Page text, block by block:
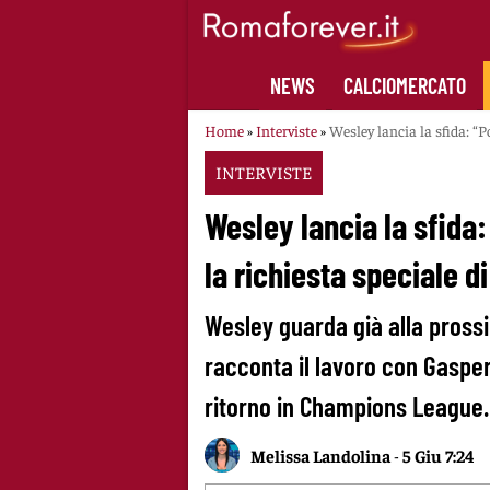
NEWS CALCIOMERCATO
Home»Interviste»Wesley lancia la sfida:
INTERVISTE
Wesley lancia la
la richiesta speciale
Wesley guarda già alla
racconta il lavoro con
ritorno in Champions League.
Melissa Landolina -5 Giu 7:24